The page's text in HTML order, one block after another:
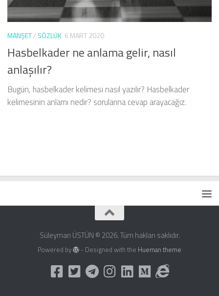
MANŞET/ SÖZLÜK 6 MART 2020
Hasbelkader ne anlama gelir, nasıl
anlaşılır?
Bugün, hasbelkader kelimesi nasıl yazılır? Hasbelkader
kelimesinin anlamı nedir? sorularına cevap arayacağız.
Süleyman ÜSTÜN © 2026. Tüm hakları saklıdır.
Powered by - Designed with the Hueman theme